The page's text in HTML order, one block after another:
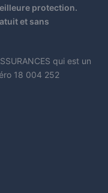
protection.
et sans
qui est un
18 004 252